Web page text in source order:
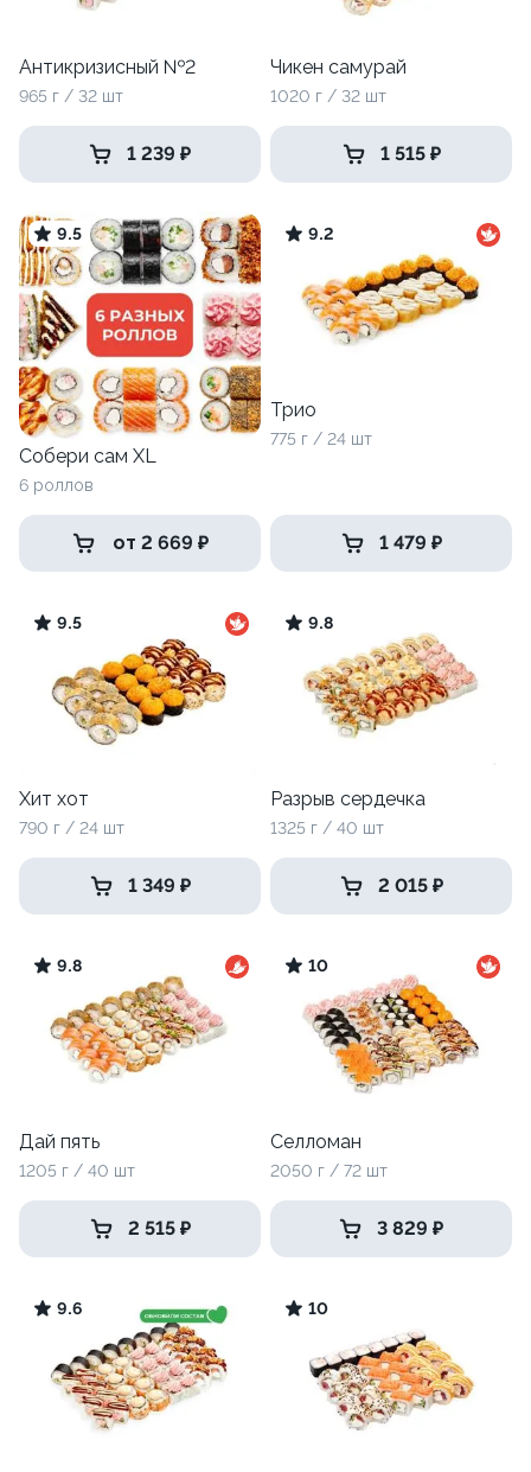
Антикризисный №2
965 г / 32 шт
1 239 ₽
Чикен самурай
1020 г / 32 шт
1 515 ₽
9.5
Собери сам XL
6 роллов
от 2 669 ₽
9.2
Трио
775 г / 24 шт
1 479 ₽
9.5
Хит хот
790 г / 24 шт
1 349 ₽
9.8
Разрыв сердечка
1325 г / 40 шт
2 015 ₽
9.8
Дай пять
1205 г / 40 шт
2 515 ₽
10
Селломан
2050 г / 72 шт
3 829 ₽
9.6 10